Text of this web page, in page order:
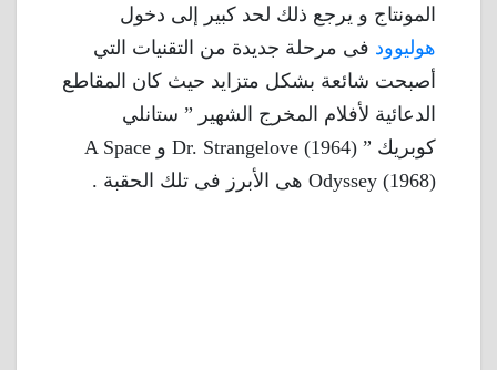
المونتاج و يرجع ذلك لحد كبير إلى دخول
هوليوود فى مرحلة جديدة من التقنيات التي
أصبحت شائعة بشكل متزايد حيث كان المقاطع
الدعائية لأفلام المخرج الشهير ” ستانلي
كوبريك ” Dr. Strangelove (1964) و A Space
Odyssey (1968) هى الأبرز فى تلك الحقبة .